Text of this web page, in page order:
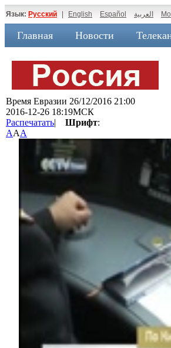
Язык: Русский English Español العربية
Главная Новости
Время Евразии 26/12/2016 21:00
2016-12-26 18:19МСК
Распечатать| Шрифт:
AAA